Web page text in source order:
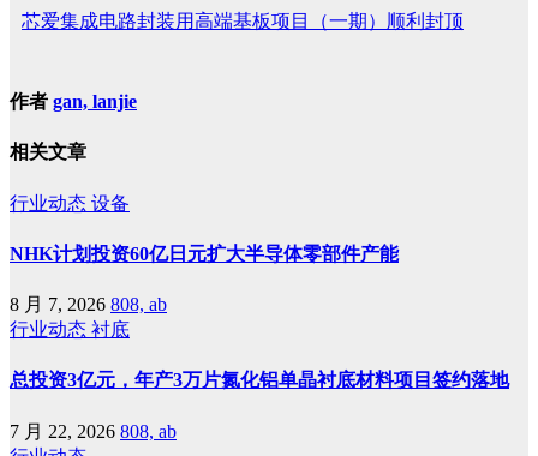
芯爱集成电路封装用高端基板项目（一期）顺利封顶
作者 gan, lanjie
相关文章
行业动态 设备
NHK计划投资60亿日元扩大半导体零部件产能
8 月 7, 2026 808, ab
行业动态 衬底
总投资3亿元，年产3万片氮化铝单晶衬底材料项目签约落地
7 月 22, 2026 808, ab